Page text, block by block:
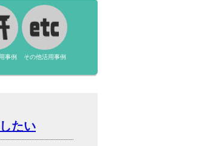
事例 その他活用事例
たい